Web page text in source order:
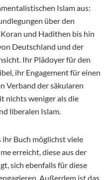
Islam aus:
über den
und Hadithen bis hin
Deutschland und der
Ihr Plädoyer für den
ihr Engagement für einen
Verband der säkularen
nichts weniger als die
liberalen Islam.
ihr Buch möglichst viele
erreicht, diese aus der
sich ebenfalls für diese
Außerdem ist das